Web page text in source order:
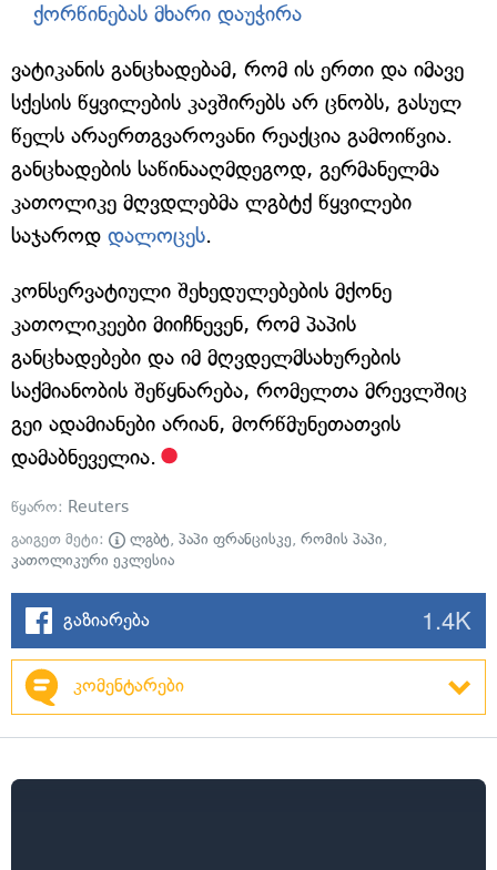
ქორწინებას მხარი დაუჭირა
ვატიკანის განცხადებამ, რომ ის ერთი და იმავე
სქესის წყვილების კავშირებს არ ცნობს, გასულ
წელს არაერთგვაროვანი რეაქცია გამოიწვია.
განცხადების საწინააღმდეგოდ, გერმანელმა
კათოლიკე მღვდლებმა ლგბტქ წყვილები
საჯაროდ დალოცეს.
კონსერვატიული შეხედულებების მქონე
კათოლიკეები მიიჩნევენ, რომ პაპის
განცხადებები და იმ მღვდელმსახურების
საქმიანობის შეწყნარება, რომელთა მრევლშიც
გეი ადამიანები არიან, მორწმუნეთათვის
დამაბნეველია.
წყარო: Reuters
გაიგეთ მეტი:
ლგბტ, პაპი ფრანცისკე, რომის პაპი,
კათოლიკური ეკლესია
გაზიარება 1.4K
კომენტარები